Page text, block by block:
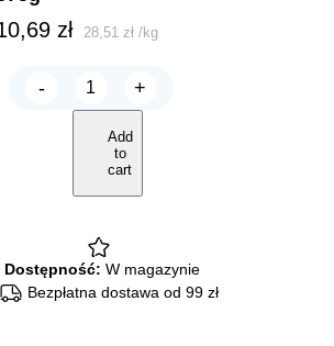
zł 28,51zł /kg
-
Super
Benek
PUDER
czyszczenia
kuwet
375g
+
Add
to
cart
Dostępność: W magazynie
Bezpłatna dostawa od 99 zł